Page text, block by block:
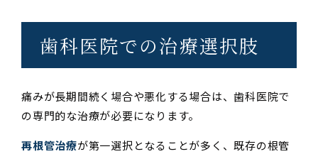
歯科医院での治療選択肢
痛みが長期間続く場合や悪化する場合は、歯科医院で
の専門的な治療が必要になります。
再根管治療が第一選択となることが多く、既存の根管